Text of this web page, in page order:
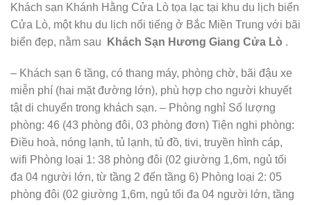
Khách sạn Khánh Hằng Cửa Lò tọa lạc tại khu du lịch biển
Cửa Lò, một khu du lịch nổi tiếng ở Bắc Miền Trung với bãi
biển đẹp, nằm sau
Khách Sạn Hương Giang Cửa Lò .
– Khách sạn 6 tầng, có thang máy, phòng chờ, bãi đậu xe
miễn phí (hai mặt đường lớn), phù hợp cho người khuyết
tật di chuyển trong khách sạn. – Phòng nghỉ Số lượng
phòng: 46 (43 phòng đôi, 03 phòng đơn) Tiện nghi phòng:
Điều hoà, nóng lạnh, tủ lạnh, tủ đồ, tivi, truyền hình cáp,
wifi Phòng loại 1: 38 phòng đôi (02 giường 1,6m, ngủ tối
đa 04 người lớn, từ tầng 2 đến tầng 6) Phòng loại 2: 05
phòng đôi (02 giường 1,6m, ngủ tối đa 04 người lớn, tầng